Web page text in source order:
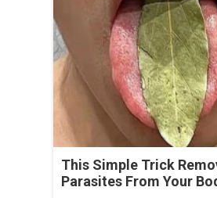
This Simple Trick
Parasites From Your